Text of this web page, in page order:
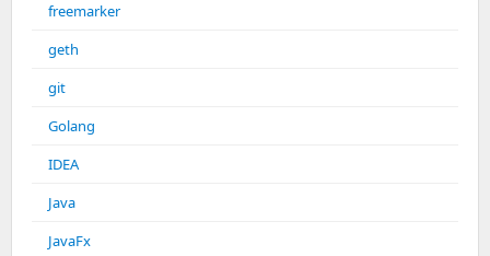
freemarker
geth
git
Golang
IDEA
Java
JavaFx